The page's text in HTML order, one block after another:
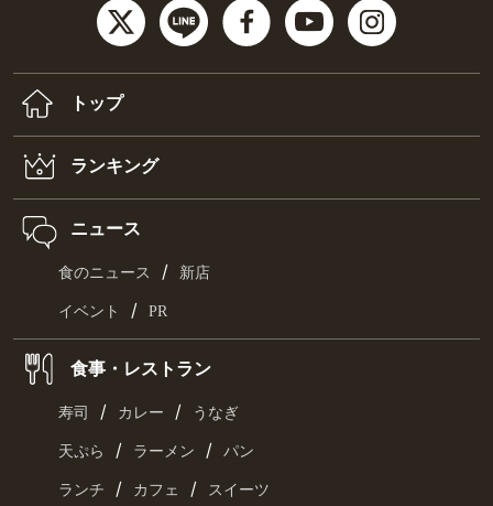
トップ
ランキング
ニュース
食のニュース / 新店
イベント / PR
食事・レストラン
寿司 / カレー / うなぎ
天ぷら / ラーメン / パン
ランチ / カフェ / スイーツ